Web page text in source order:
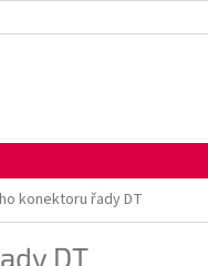
konektoru řady DT
DT